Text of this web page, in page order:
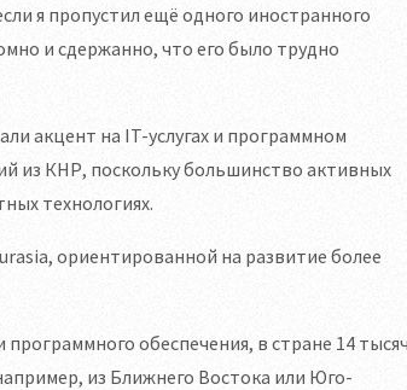
я пропустил ещё одного иностранного
и сдержанно, что его было трудно
акцент на IT-услугах и программном
из КНР, поскольку большинство активных
технологиях.
ориентированной на развитие более
программного обеспечения, в стране 14
из Ближнего Востока или Юго-